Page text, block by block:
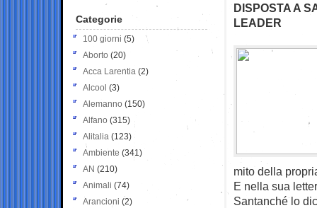
DISPOSTA A
LEADER
mito della
E nella sua
Santanché lo
Categorie
100 giorni (5)
Aborto (20)
Acca Larentia (2)
Alcool (3)
Alemanno (150)
Alfano (315)
Alitalia (123)
Ambiente (341)
AN (210)
Animali (74)
Arancioni (2)